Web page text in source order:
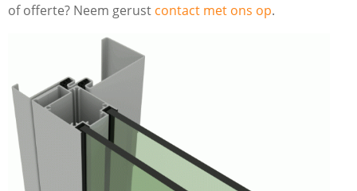
of offerte? Neem gerust contact met ons op.